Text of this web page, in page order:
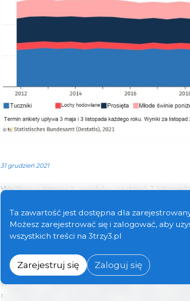
31 grudzień 2021
Według wstępnych wyników na dzień 3
najniższa populacja świń od 1996 roku. W
maja 2021 r., liczba świń spadła o 4,4%, czyli o 1
rokiem poprzednim z 3 listopada 2020 r. liczba
W chowie trzody chlewnej dla poszczególnych
wagowych wyłania się następujący obraz:
r. w Niemczech utrzymywano 10,9 miliona
Ta zawartość jest dostępna dla
Możesz zarejestrować się i zalogować, aby
wszystkich treści na 3trzy3.pl
Zarejestruj się Zaloguj się